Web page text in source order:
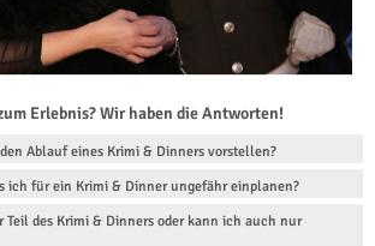
Erlebnis? Wir haben die Antworten!
Ablauf eines Krimi & Dinners vorstellen?
ich für ein Krimi & Dinner ungefähr einplanen?
Teil des Krimi & Dinners oder kann ich auch nur